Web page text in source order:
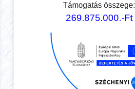
Támogatás összege:
269.875.000.-Ft